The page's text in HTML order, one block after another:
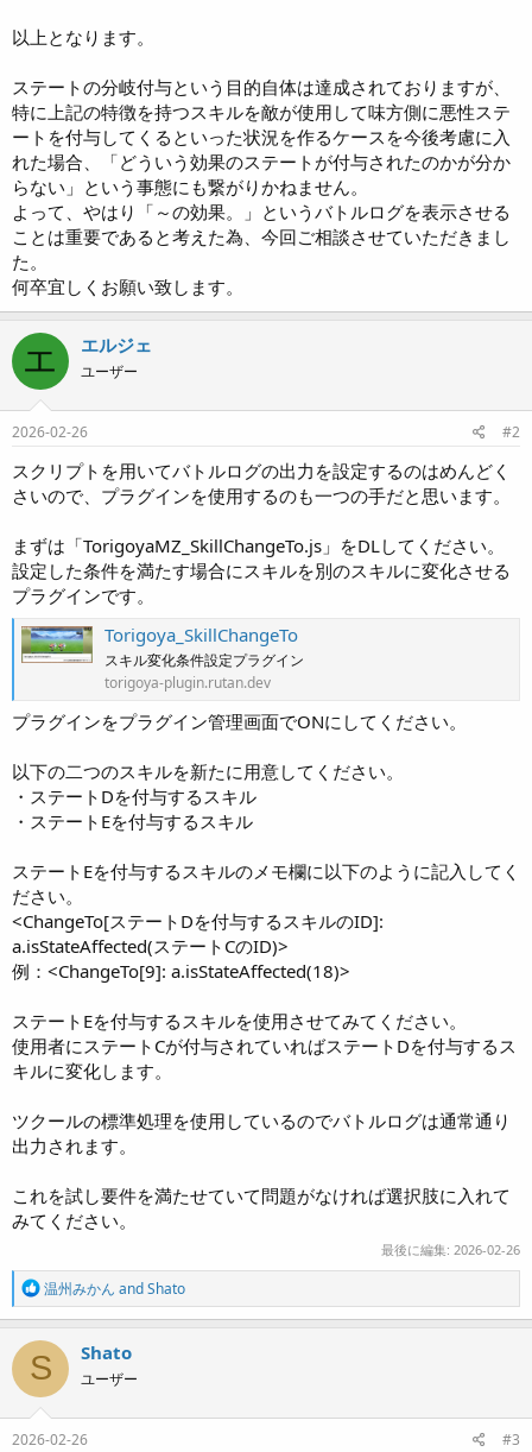
以上となります。
ステートの分岐付与という目的自体は達成されておりますが、
特に上記の特徴を持つスキルを敵が使用して味方側に悪性ステ
ートを付与してくるといった状況を作るケースを今後考慮に入
れた場合、「どういう効果のステートが付与されたのかが分か
らない」という事態にも繋がりかねません。
よって、やはり「～の効果。」というバトルログを表示させる
ことは重要であると考えた為、今回ご相談させていただきまし
た。
何卒宜しくお願い致します。
エ エルジェ
ユーザー
2026-02-26 #2
スクリプトを用いてバトルログの出力を設定するのはめんどく
さいので、プラグインを使用するのも一つの手だと思います。
まずは「TorigoyaMZ_SkillChangeTo.js」をDLしてください。
設定した条件を満たす場合にスキルを別のスキルに変化させる
プラグインです。
Torigoya_SkillChangeTo
スキル変化条件設定プラグイン
torigoya-plugin.rutan.dev
プラグインをプラグイン管理画面でONにしてください。
以下の二つのスキルを新たに用意してください。
・ステートDを付与するスキル
・ステートEを付与するスキル
ステートEを付与するスキルのメモ欄に以下のように記入してく
ださい。
<ChangeTo[ステートDを付与するスキルのID]:
a.isStateAffected(ステートCのID)>
例：<ChangeTo[9]: a.isStateAffected(18)>
ステートEを付与するスキルを使用させてみてください。
使用者にステートCが付与されていればステートDを付与するス
キルに変化します。
ツクールの標準処理を使用しているのでバトルログは通常通り
出力されます。
これを試し要件を満たせていて問題がなければ選択肢に入れて
みてください。
最後に編集: 2026-02-26
R
e
a
c
t
i
o
n
s
温州みかん andShato
S Shato
ユーザー
2026-02-26 #3